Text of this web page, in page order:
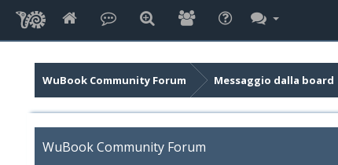
WuBook Community Forum Messaggio dalla board
WuBook Community Forum